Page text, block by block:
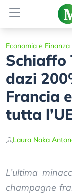
Economia e Finanza
Schiaffo
dazi
Francia
tutta
Laura Naka
L’ultima
champagne